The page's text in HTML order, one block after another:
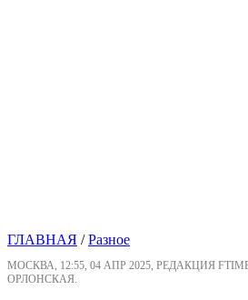
ГЛАВНАЯ /Разное
МОСКВА, 12:55, 04 АПР 2025, РЕДАКЦИЯ
ОРЛОНСКАЯ.